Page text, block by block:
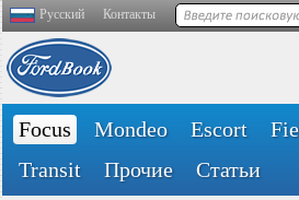
Русский Контакты
Focus Mondeo Escort
Transit
Прочие Статьи